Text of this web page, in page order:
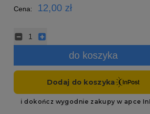
Cena: 12,00 zł
do koszyka